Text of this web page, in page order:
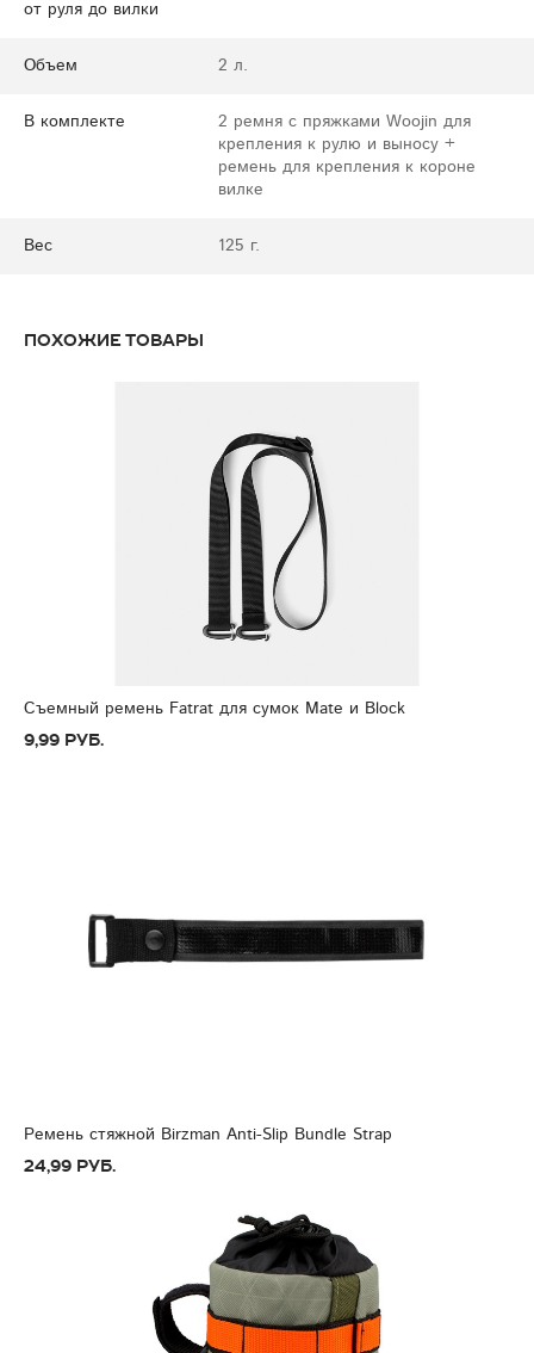
от руля до вилки
Объем 2 л.
В комплекте
2 ремня с пряжками Woojin для
крепления к рулю и выносу +
ремень для крепления к короне
вилке
Вес 125 г.
Похожие товары
Съемный ремень Fatrat для сумок Mate и Block
9,99 руб.
Ремень стяжной Birzman Anti-Slip Bundle Strap
24,99 руб.